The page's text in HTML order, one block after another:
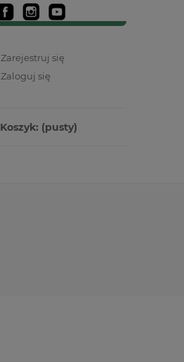
Zarejestruj się
Zaloguj się
Koszyk: (pusty)